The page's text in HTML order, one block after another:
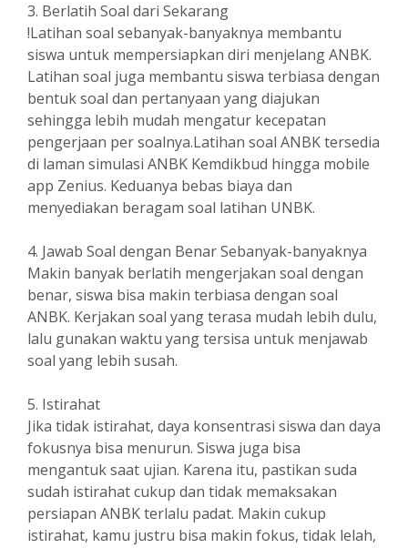
3. Berlatih Soal dari Sekarang
!Latihan soal sebanyak-banyaknya membantu
siswa untuk mempersiapkan diri menjelang ANBK.
Latihan soal juga membantu siswa terbiasa dengan
bentuk soal dan pertanyaan yang diajukan
sehingga lebih mudah mengatur kecepatan
pengerjaan per soalnya.Latihan soal ANBK tersedia
di laman simulasi ANBK Kemdikbud hingga mobile
app Zenius. Keduanya bebas biaya dan
menyediakan beragam soal latihan UNBK.
4. Jawab Soal dengan Benar Sebanyak-banyaknya
Makin banyak berlatih mengerjakan soal dengan
benar, siswa bisa makin terbiasa dengan soal
ANBK. Kerjakan soal yang terasa mudah lebih dulu,
lalu gunakan waktu yang tersisa untuk menjawab
soal yang lebih susah.
5. Istirahat
Jika tidak istirahat, daya konsentrasi siswa dan daya
fokusnya bisa menurun. Siswa juga bisa
mengantuk saat ujian. Karena itu, pastikan suda
sudah istirahat cukup dan tidak memaksakan
persiapan ANBK terlalu padat. Makin cukup
istirahat, kamu justru bisa makin fokus, tidak lelah,